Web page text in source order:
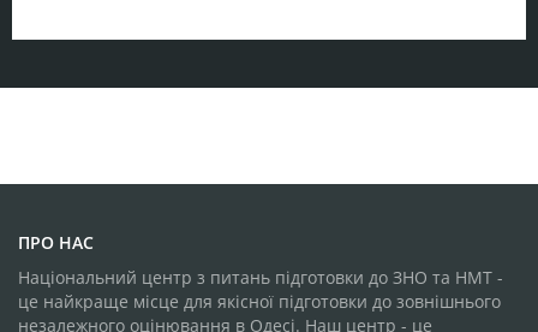
ПРО НАС
Національний центр з питань підготовки до ЗНО та НМТ -
це найкраще місце для якісної підготовки до зовнішнього
незалежного оцінювання в Одесі. Наш центр - це